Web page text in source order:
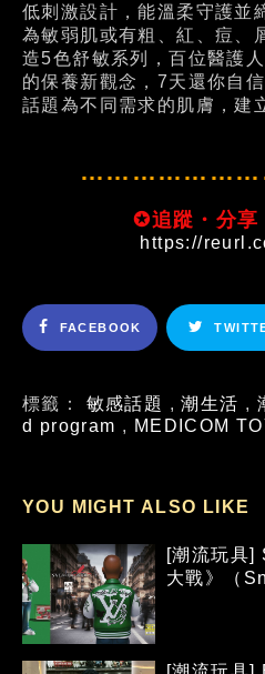
低刺激設計，能溫柔守護並
為敏弱肌或有粗、紅、痘、
造5色舒敏系列，百位醫護
的保養新觀念，7天還你自
話題為不同需求的肌膚，建
✪追蹤・分享
https://
FACEBOOK
標籤： 敏感話題 ,潮生活 ,
d program , MEDICOM
YOU MIGHT ALSO LIKE
[潮流玩具]
大戰》（